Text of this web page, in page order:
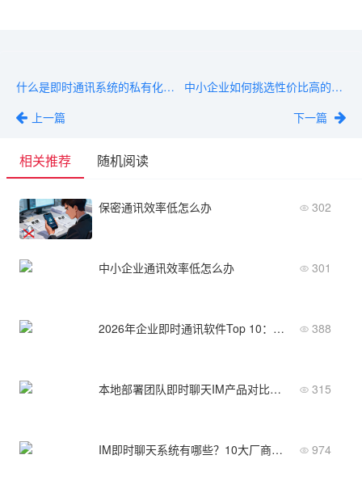
什么是即时通讯系统的私有化部署？优缺点全解析
上一篇
中小企业如何挑选性价比高的企业IM软件？
下一篇
相关推荐 随机阅读
保密通讯效率低怎么办 302
中小企业通讯效率低怎么办 301
2026年企业即时通讯软件Top 10：功能与价格双维度评测 388
本地部署团队即时聊天IM产品对比：数据安全与私有化部署能力评测 315
IM即时聊天系统有哪些？10大厂商横向对比表 974